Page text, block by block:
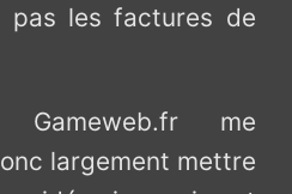
pas les factures de
Gameweb.fr me
largement mettre